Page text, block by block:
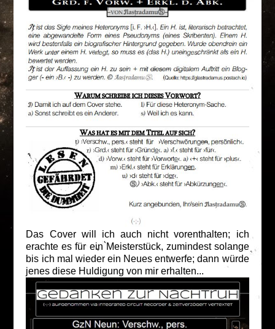
Das Cover will ich auch nicht vorenthalten; ich
erachte es für ein Meisterstück, zumindest solange
bis ich mal wieder ein Neues entwerfe; dann würde
jenes diese Huldigung von mir erhalten...